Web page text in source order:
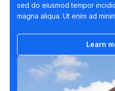
sed do eiusmod tempor
magna aliqua. Ut enim ad
Learn